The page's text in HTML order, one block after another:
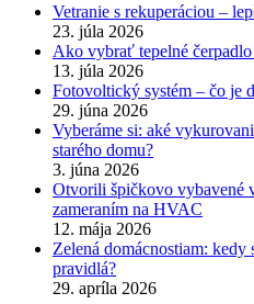
Vetranie s rekuperáciou –
23. júla 2026
Ako vybrať tepelné
13. júla 2026
Fotovoltický systém – čo je
29. júna 2026
Vyberáme si: aké
starého domu?
3. júna 2026
Otvorili špičkovo vybavené
zameraním na HVAC
12. mája 2026
Zelená domácnostiam: kedy
pravidlá?
29. apríla 2026